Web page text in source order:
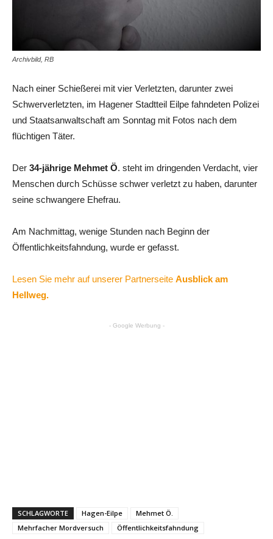
Archivbild, RB
Nach einer Schießerei mit vier Verletzten, darunter zwei
Schwerverletzten, im Hagener Stadtteil Eilpe fahndeten Polizei
und Staatsanwaltschaft am Sonntag mit Fotos nach dem
flüchtigen Täter.
Der 34-jährige Mehmet Ö. steht im dringenden Verdacht, vier
Menschen durch Schüsse schwer verletzt zu haben, darunter
seine schwangere Ehefrau.
Am Nachmittag, wenige Stunden nach Beginn der
Öffentlichkeitsfahndung, wurde er gefasst.
Lesen Sie mehr auf unserer Partnerseite Ausblick am
Hellweg.
- Google Werbung -
SCHLAGWORTE Hagen-Eilpe
Mehmet Ö.
Mehrfacher Mordversuch
Öffentlichkeitsfahndung